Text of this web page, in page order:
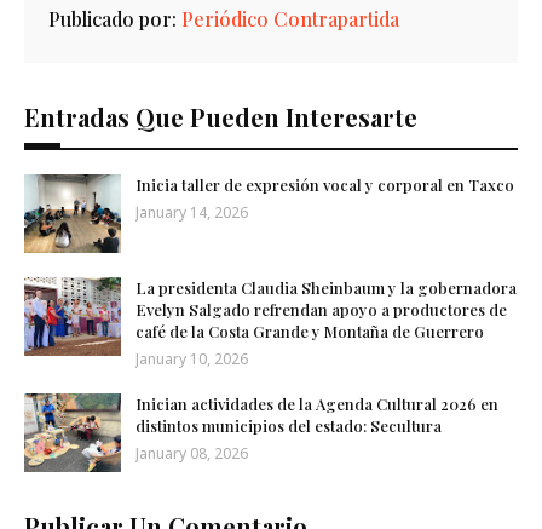
Publicado por: Periódico Contrapartida
Entradas Que Pueden Interesarte
Inicia taller de expresión vocal y corporal en Taxco
January 14, 2026
La presidenta Claudia Sheinbaum y la gobernadora
Evelyn Salgado refrendan apoyo a productores de
café de la Costa Grande y Montaña de Guerrero
January 10, 2026
Inician actividades de la Agenda Cultural 2026 en
distintos municipios del estado: Secultura
January 08, 2026